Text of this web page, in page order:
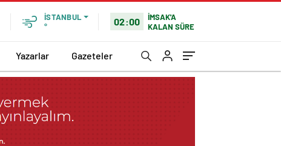
İSTANBUL
°
02:00
İMSAK'A
KALAN SÜRE
Yazarlar Gazeteler